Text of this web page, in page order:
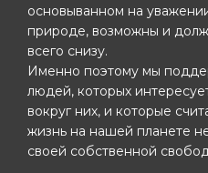
основыванном на
природе, возможны и
всего снизу.
Именно поэтому мы
людей, которых
вокруг них, и которые
жизнь на нашей планете
своей собственной